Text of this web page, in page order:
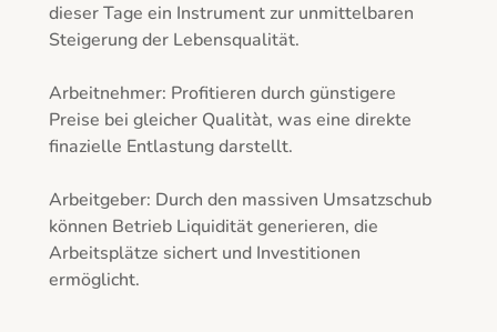
dieser Tage ein Instrument zur unmittelbaren
Steigerung der Lebensqualität.
Arbeitnehmer: Profitieren durch günstigere
Preise bei gleicher Qualitàt, was eine direkte
finazielle Entlastung darstellt.
Arbeitgeber: Durch den massiven Umsatzschub
können Betrieb Liquidität generieren, die
Arbeitsplätze sichert und Investitionen
ermöglicht.